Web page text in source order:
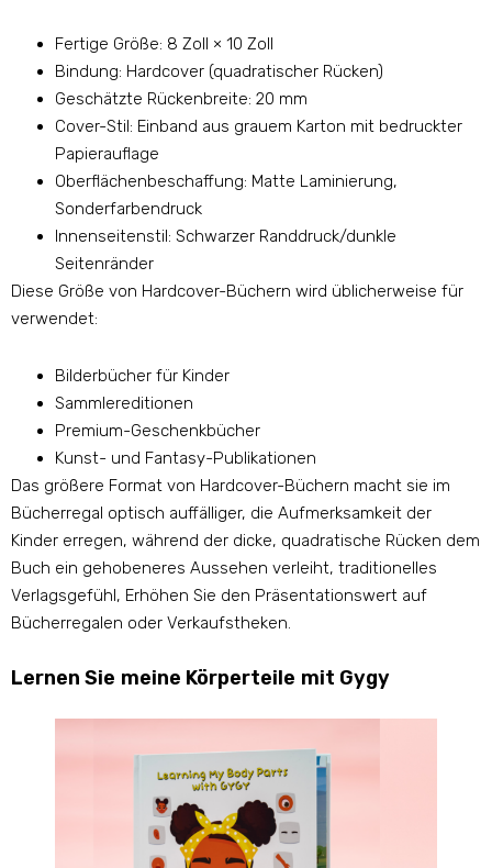
Fertige Größe: 8 Zoll × 10 Zoll
Bindung: Hardcover (quadratischer Rücken)
Geschätzte Rückenbreite: 20 mm
Cover-Stil: Einband aus grauem Karton mit bedruckter
Papierauflage
Oberflächenbeschaffung: Matte Laminierung,
Sonderfarbendruck
Innenseitenstil: Schwarzer Randdruck/dunkle
Seitenränder
Diese Größe von Hardcover-Büchern wird üblicherweise für
verwendet:
Bilderbücher für Kinder
Sammlereditionen
Premium-Geschenkbücher
Kunst- und Fantasy-Publikationen
Das größere Format von Hardcover-Büchern macht sie im
Bücherregal optisch auffälliger, die Aufmerksamkeit der
Kinder erregen, während der dicke, quadratische Rücken dem
Buch ein gehobeneres Aussehen verleiht, traditionelles
Verlagsgefühl, Erhöhen Sie den Präsentationswert auf
Bücherregalen oder Verkaufstheken.
Lernen Sie meine Körperteile mit Gygy